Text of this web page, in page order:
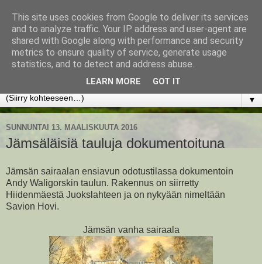
www.jyrkikokko.fi
Uusi Suunta - Jokainen hetki tarjoaa tilaisuuden muuttaa
▼
SUNNUNTAI 13. MAALISKUUTA 2016
Jämsäläisiä tauluja dokumentoituna
Jämsän sairaalan ensiavun odotustilassa dokumentoin
Andy Waligorskin taulun. Rakennus on siirretty
Hiidenmäestä Juokslahteen ja on nykyään nimeltään
Savion Hovi.
Jämsän vanha sairaala
This site uses cookies from Google to deliver its services
and to analyze traffic. Your IP address and user-agent are
shared with Google along with performance and security
metrics to ensure quality of service, generate usage
statistics, and to detect and address abuse.
LEARN MORE GOT IT